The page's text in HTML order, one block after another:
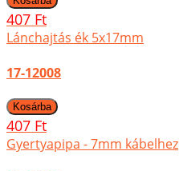
407 Ft
Lánchajtás ék 5x17mm
17-12008
407 Ft
Gyertyapipa - 7mm kábelhez